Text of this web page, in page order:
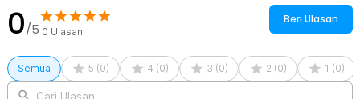
0/5 0 Ulasan
Beri Ulasan
Semua 5 (0) 4 (0) 3 (0) 2 (0) 1 (0)
Cari Ulasan